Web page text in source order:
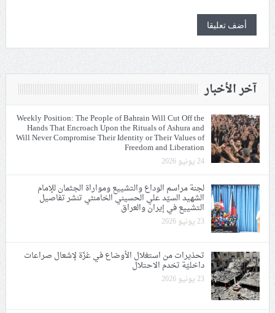
آخر الأخبار
Weekly Position: The People of Bahrain Will Cut Off the
Hands That Encroach Upon the Rituals of Ashura and
Will Never Compromise Their Identity or Their Values of
Freedom and Liberation
24 يونيو 2026
لجنة مراسم الوداع والتشييع ومواراة الجثمان للإمام
الشهيد السيّد علي الحسيني الخامنئي تنشر تفاصيل
التشييع في إيران والعراق
23 يونيو 2026
تحذيرات من استغلال الأوضاع في غزّة لإشعال صراعات
داخليّة تخدم الاحتلال
23 يونيو 2026